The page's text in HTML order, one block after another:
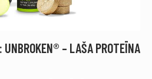
– LAŠA PROTEĪNA